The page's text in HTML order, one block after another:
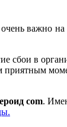
важно
сбои в
приятным
com.